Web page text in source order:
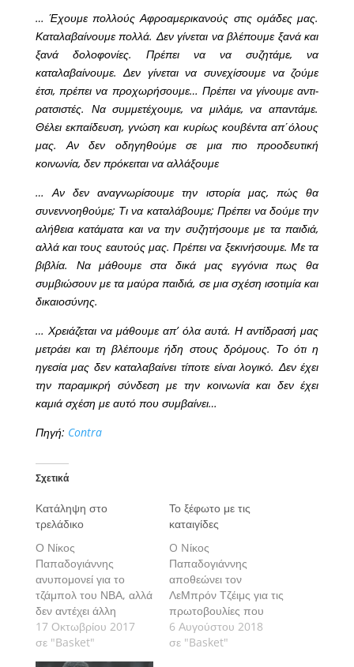
… Έχουμε πολλούς Αφροαμερικανούς στις ομάδες μας.
Καταλαβαίνουμε πολλά. Δεν γίνεται να βλέπουμε ξανά και
ξανά δολοφονίες. Πρέπει να να συζητάμε, να
καταλαβαίνουμε. Δεν γίνεται να συνεχίσουμε να ζούμε
έτσι, πρέπει να προχωρήσουμε… Πρέπει να γίνουμε αντι-
ρατσιστές. Να συμμετέχουμε, να μιλάμε, να απαντάμε.
Θέλει εκπαίδευση, γνώση και κυρίως κουβέντα απ΄όλους
μας. Αν δεν οδηγηθούμε σε μια πιο προοδευτική
κοινωνία, δεν πρόκειται να αλλάξουμε
… Αν δεν αναγνωρίσουμε την ιστορία μας, πώς θα
συνεννοηθούμε; Τι να καταλάβουμε; Πρέπει να δούμε την
αλήθεια κατάματα και να την συζητήσουμε με τα παιδιά,
αλλά και τους εαυτούς μας. Πρέπει να ξεκινήσουμε. Με τα
βιβλία. Να μάθουμε στα δικά μας εγγόνια πως θα
συμβιώσουν με τα μαύρα παιδιά, σε μια σχέση ισοτιμία και
δικαιοσύνης.
… Χρειάζεται να μάθουμε απ’ όλα αυτά. Η αντίδρασή μας
μετράει και τη βλέπουμε ήδη στους δρόμους. Το ότι η
ηγεσία μας δεν καταλαβαίνει τίποτε είναι λογικό. Δεν έχει
την παραμικρή σύνδεση με την κοινωνία και δεν έχει
καμιά σχέση με αυτό που συμβαίνει…
Πηγή: Contra
Σχετικά
Κατάληψη στο
τρελάδικο
Ο Νίκος
Παπαδογιάννης
ανυπομονεί για το
τζάμπολ του ΝΒΑ, αλλά
δεν αντέχει άλλη
πατριδολαγνεία και
στρατοδουλεία made
in the USA.
17 Οκτωβρίου 2017
σε "Basket"
Το ξέφωτο με τις
καταιγίδες
O Nίκος
Παπαδογιάννης
αποθεώνει τον
ΛεΜπρόν Τζέιμς για τις
πρωτοβουλίες που
οδηγούν την κοινή
γνώμη σε αφύπνιση.
6 Αυγούστου 2018
σε "Basket"